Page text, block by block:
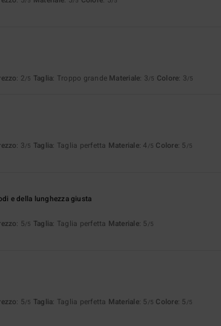
: 2/5 Taglia: Troppo grande Materiale: 3/5 Colore: 3/5
: 3/5 Taglia: Taglia perfetta Materiale: 4 /5 Colore: 5 /5
e della lunghezza giusta
: 5/5 Taglia: Taglia perfetta Materiale: 5 /5
: 5/5 Taglia: Taglia perfetta Materiale: 5 /5 Colore: 5 /5